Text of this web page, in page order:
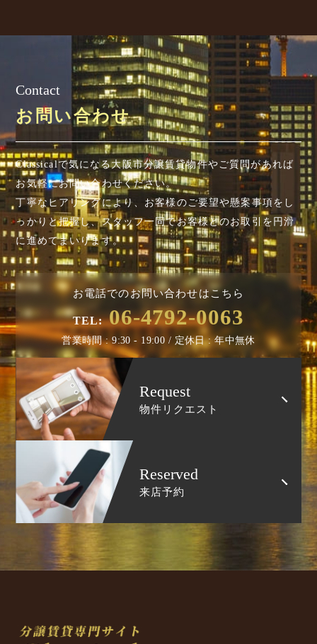
Contact
お問い合わせ
Classicalで気になる大阪市分譲賃貸物件やご質問があれば
お気軽にお問い合わせください。
丁寧なヒアリングにより、お客様のご要望や懸案事項を し
っかりと把握し、スタッフ一同でお客様とのお取引を円滑
に進めてまいります。
お電話でのお問い合わせはこちら
TEL: 06-4792-0063
営業時間 : 9:30 - 19:00 / 定休日 : 年中無休
Request
物件リクエスト
Reserved
来店予約